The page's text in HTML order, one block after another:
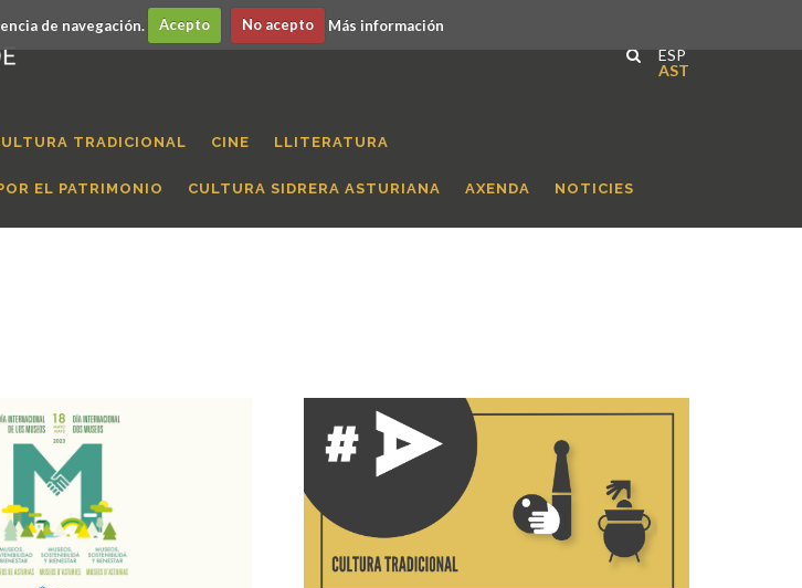
de navegación. Acepto No acepto Más información
ESP
AST
TRADICIONAL CINE LLITERATURA
EL PATRIMONIO CULTURA SIDRERA ASTURIANA AXENDA NOTICIES